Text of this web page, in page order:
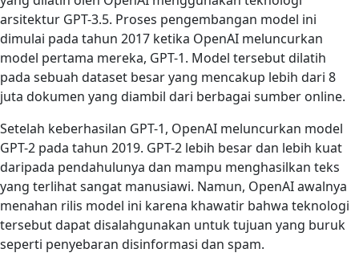
arsitektur GPT-3.5. Proses pengembangan model ini
dimulai pada tahun 2017 ketika OpenAI meluncurkan
model pertama mereka, GPT-1. Model tersebut dilatih
pada sebuah dataset besar yang mencakup lebih dari 8
juta dokumen yang diambil dari berbagai sumber online.
Setelah keberhasilan GPT-1, OpenAI meluncurkan model
GPT-2 pada tahun 2019. GPT-2 lebih besar dan lebih kuat
daripada pendahulunya dan mampu menghasilkan teks
yang terlihat sangat manusiawi. Namun, OpenAI awalnya
menahan rilis model ini karena khawatir bahwa teknologi
tersebut dapat disalahgunakan untuk tujuan yang buruk
seperti penyebaran disinformasi dan spam.